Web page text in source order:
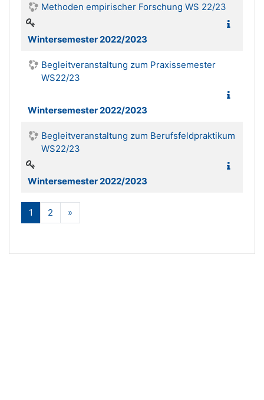
Methoden empirischer Forschung WS 22/23
Wintersemester 2022/2023
Begleitveranstaltung zum Praxissemester
WS22/23
Wintersemester 2022/2023
Begleitveranstaltung zum Berufsfeldpraktikum
WS22/23
Wintersemester 2022/2023
1 (aktuell)
2 »